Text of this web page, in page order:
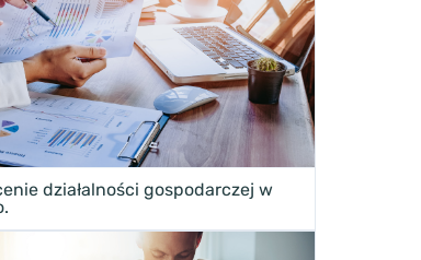
działalności gospodarczej w